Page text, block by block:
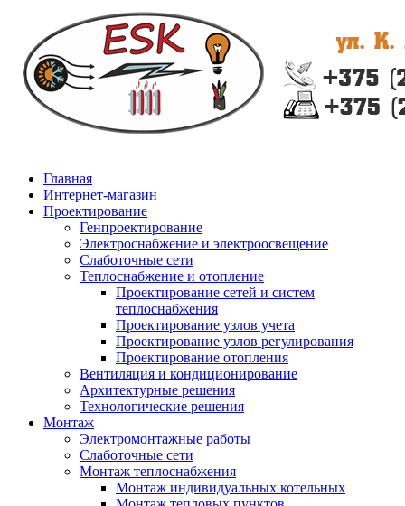
Главная
Интернет-магазин
Проектирование
Генпроектирование
Электроснабжение и электроосвещение
Слаботочные сети
Теплоснабжение и отопление
Проектирование сетей и систем
теплоснабжения
Проектирование узлов учета
Проектирование узлов регулирования
Проектирование отопления
Вентиляция и кондиционирование
Архитектурные решения
Технологические решения
Монтаж
Электромонтажные работы
Слаботочные сети
Монтаж теплоснабжения
Монтаж индивидуальных котельных